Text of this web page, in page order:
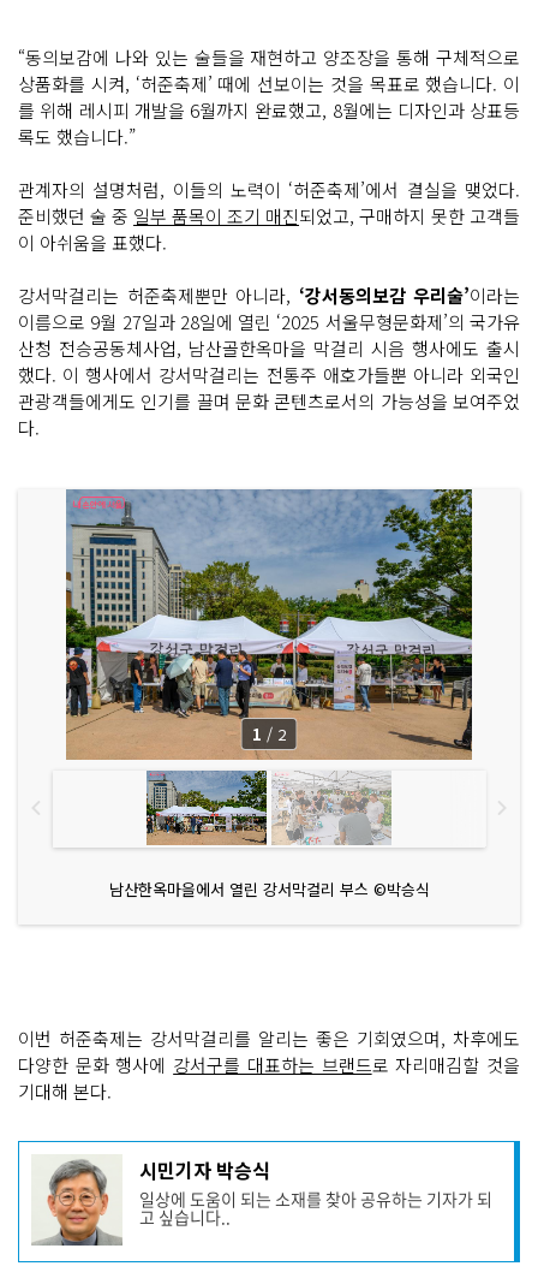
“동의보감에 나와 있는 술들을 재현하고 양조장을 통해 구체적으로
상품화를 시켜, ‘허준축제’ 때에 선보이는 것을 목표로 했습니다. 이
를 위해 레시피 개발을 6월까지 완료했고, 8월에는 디자인과 상표등
록도 했습니다.”
관계자의 설명처럼, 이들의 노력이 ‘허준축제’에서 결실을 맺었다.
준비했던 술 중 일부 품목이 조기 매진되었고, 구매하지 못한 고객들
이 아쉬움을 표했다.
강서막걸리는 허준축제뿐만 아니라, ‘강서동의보감 우리술’이라는
이름으로 9월 27일과 28일에 열린 ‘2025 서울무형문화제’의 국가유
산청 전승공동체사업, 남산골한옥마을 막걸리 시음 행사에도 출시
했다. 이 행사에서 강서막걸리는 전통주 애호가들뿐 아니라 외국인
관광객들에게도 인기를 끌며 문화 콘텐츠로서의 가능성을 보여주었
다.
남산한옥마을에서 열린 강서막걸리 부스 ©박승식
1 / 2
이번 허준축제는 강서막걸리를 알리는 좋은 기회였으며, 차후에도
다양한 문화 행사에 강서구를 대표하는 브랜드로 자리매김할 것을
기대해 본다.
기
작
자
프
시민기자 박승식
일상에 도움이 되는 소재를 찾아 공유하는 기자가 되
고 싶습니다..